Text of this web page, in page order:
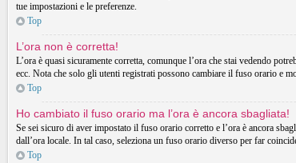
tue impostazioni e le preferenze.
Top
L’ora non è corretta!
L’ora è quasi sicuramente corretta, comunque l’ora che stai vedendo
ecc. Nota che solo gli utenti registrati possono cambiare il fuso orario e
Top
Ho cambiato il fuso orario ma l’ora è ancora sbagliata!
Se sei sicuro di aver impostato il fuso orario corretto e l’ora è ancora
dall’ora locale. In tal caso, seleziona un fuso orario diverso per far
Top